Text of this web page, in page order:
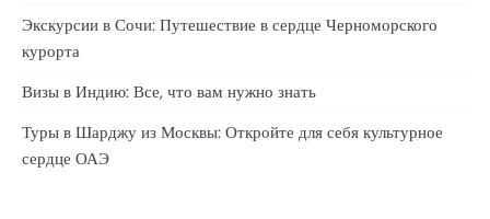
Экскурсии в Сочи: Путешествие в сердце Черноморского
курорта
Визы в Индию: Все, что вам нужно знать
Туры в Шарджу из Москвы: Откройте для себя культурное
сердце ОАЭ